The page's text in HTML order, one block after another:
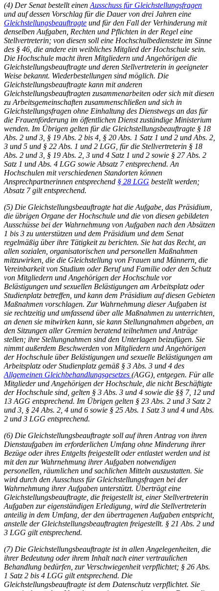
(4) Der Senat bestellt einen Ausschuss für Gleichstellungsfragen
und auf dessen Vorschlag für die Dauer von drei Jahren eine
Gleichstellungsbeauftragte und für den Fall der Verhinderung mit
denselben Aufgaben, Rechten und Pflichten in der Regel eine
Stellvertreterin; von diesen soll eine Hochschulbedienstete im Sinne
des § 46, die andere ein weibliches Mitglied der Hochschule sein.
Die Hochschule macht ihren Mitgliedern und Angehörigen die
Gleichstellungsbeauftragte und deren Stellvertreterin in geeigneter
Weise bekannt. Wiederbestellungen sind möglich. Die
Gleichstellungsbeauftragte kann mit anderen
Gleichstellungsbeauftragten zusammenarbeiten oder sich mit diesen
zu Arbeitsgemeinschaften zusammenschließen und sich in
Gleichstellungsfragen ohne Einhaltung des Dienstwegs an das für
die Frauenförderung im öffentlichen Dienst zuständige Ministerium
wenden. Im Übrigen gelten für die Gleichstellungsbeauftragte § 18
Abs. 2 und 3, § 19 Abs. 2 bis 4, § 20 Abs. 1 Satz 1 und 2 und Abs. 2,
3 und 5 und § 22 Abs. 1 und 2 LGG, für die Stellvertreterin § 18
Abs. 2 und 3, § 19 Abs. 2, 3 und 4 Satz 1 und 2 sowie § 27 Abs. 2
Satz 1 und Abs. 4 LGG sowie Absatz 7 entsprechend. An
Hochschulen mit verschiedenen Standorten können
Ansprechpartnerinnen entsprechend § 28 LGG bestellt werden;
Absatz 7 gilt entsprechend.
(5) Die Gleichstellungsbeauftragte hat die Aufgabe, das Präsidium,
die übrigen Organe der Hochschule und die von diesen gebildeten
Ausschüsse bei der Wahrnehmung von Aufgaben nach den Absätzen
1 bis 3 zu unterstützen und dem Präsidium und dem Senat
regelmäßig über ihre Tätigkeit zu berichten. Sie hat das Recht, an
allen sozialen, organisatorischen und personellen Maßnahmen
mitzuwirken, die die Gleichstellung von Frauen und Männern, die
Vereinbarkeit von Studium oder Beruf und Familie oder den Schutz
von Mitgliedern und Angehörigen der Hochschule vor
Belästigungen und sexuellen Belästigungen am Arbeitsplatz oder
Studienplatz betreffen, und kann dem Präsidium auf diesen Gebieten
Maßnahmen vorschlagen. Zur Wahrnehmung dieser Aufgaben ist
sie rechtzeitig und umfassend über alle Maßnahmen zu unterrichten,
an denen sie mitwirken kann, sie kann Stellungnahmen abgeben, an
den Sitzungen aller Gremien beratend teilnehmen und Anträge
stellen; ihre Stellungnahmen sind den Unterlagen beizufügen. Sie
nimmt außerdem Beschwerden von Mitgliedern und Angehörigen
der Hochschule über Belästigungen und sexuelle Belästigungen am
Arbeitsplatz oder Studienplatz gemäß § 3 Abs. 3 und 4 des
Allgemeinen Gleichbehandlungsgesetzes (AGG), entgegen. Für alle
Mitglieder und Angehörigen der Hochschule, die nicht Beschäftigte
der Hochschule sind, gelten § 3 Abs. 3 und 4 sowie die §§ 7, 12 und
13 AGG entsprechend. Im Übrigen gelten § 23 Abs. 2 und 3 Satz 2
und 3, § 24 Abs. 2, 4 und 6 sowie § 25 Abs. 1 Satz 3 und 4 und Abs.
2 und 3 LGG entsprechend.
(6) Die Gleichstellungsbeauftragte soll auf ihren Antrag von ihren
Dienstaufgaben im erforderlichen Umfang ohne Minderung ihrer
Bezüge oder ihres Entgelts freigestellt oder entlastet werden und ist
mit den zur Wahrnehmung ihrer Aufgaben notwendigen
personellen, räumlichen und sachlichen Mitteln auszustatten. Sie
wird durch den Ausschuss für Gleichstellungsfragen bei der
Wahrnehmung ihrer Aufgaben unterstützt. Überträgt eine
Gleichstellungsbeauftragte, die freigestellt ist, einer Stellvertreterin
Aufgaben zur eigenständigen Erledigung, wird die Stellvertreterin
anteilig in dem Umfang, der den übertragenen Aufgaben entspricht,
anstelle der Gleichstellungsbeauftragten freigestellt. § 21 Abs. 2 und
3 LGG gilt entsprechend.
(7) Die Gleichstellungsbeauftragte ist in allen Angelegenheiten, die
ihrer Bedeutung oder ihrem Inhalt nach einer vertraulichen
Behandlung bedürfen, zur Verschwiegenheit verpflichtet; § 26 Abs.
1 Satz 2 bis 4 LGG gilt entsprechend. Die
Gleichstellungsbeauftragte ist dem Datenschutz verpflichtet. Sie